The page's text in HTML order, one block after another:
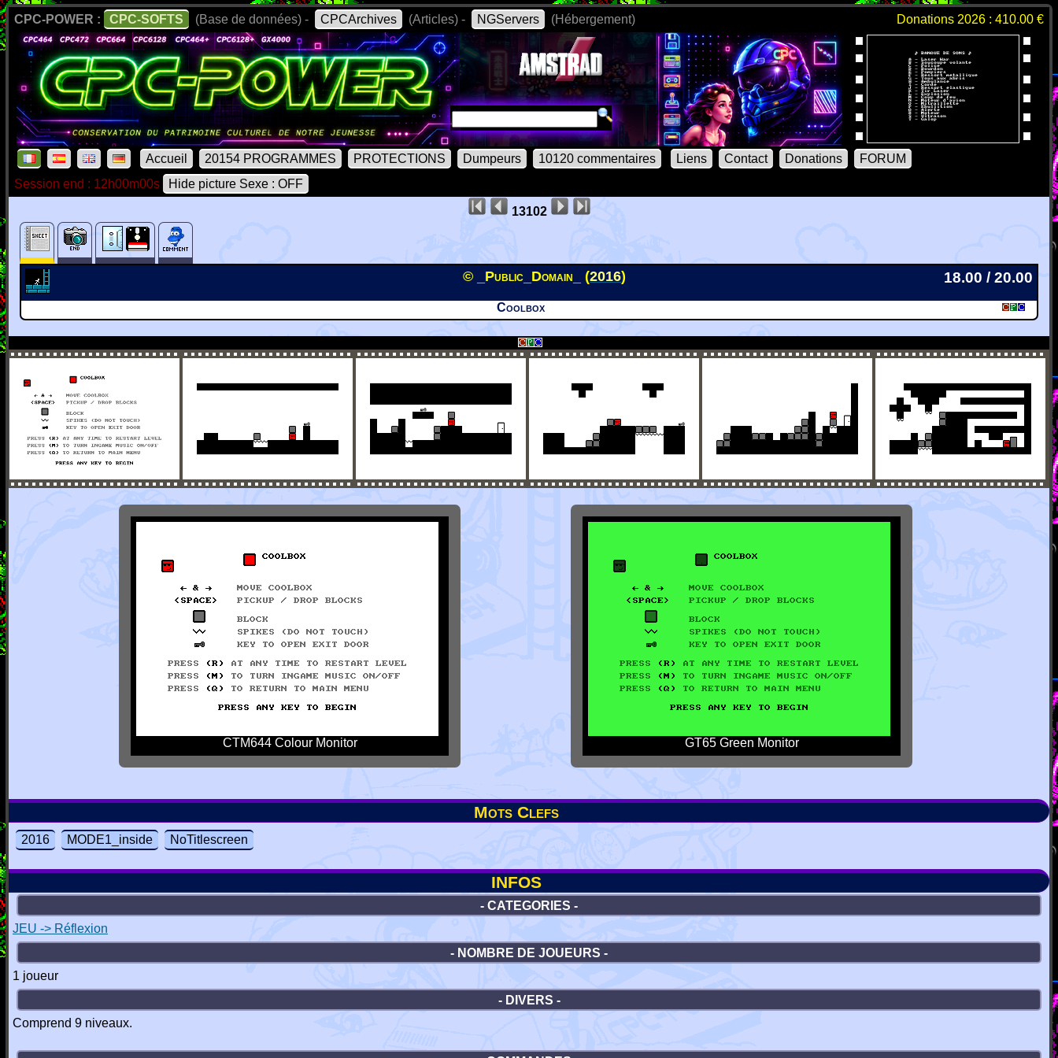
CPC-POWER : CPC-SOFTS (Base de données) - CPCArchives (Articles) - NGServers (Hébergement) Donations 2026 : 410.00 €
Accueil 20154 PROGRAMMES PROTECTIONS Dumpeurs 10120 commentaires Liens Contact Donations
FORUM
Session end : 12h00m00s
Hide picture Sexe : OFF
13102
© _Public_Domain_ (2016) 18.00 / 20.00
Coolbox
CTM644 Colour Monitor GT65 Green Monitor
Mots Clefs
2016 MODE1_inside NoTitlescreen
INFOS
- CATEGORIES -
JEU -> Réflexion
- NOMBRE DE JOUEURS -
1 joueur
- DIVERS -
Comprend 9 niveaux.